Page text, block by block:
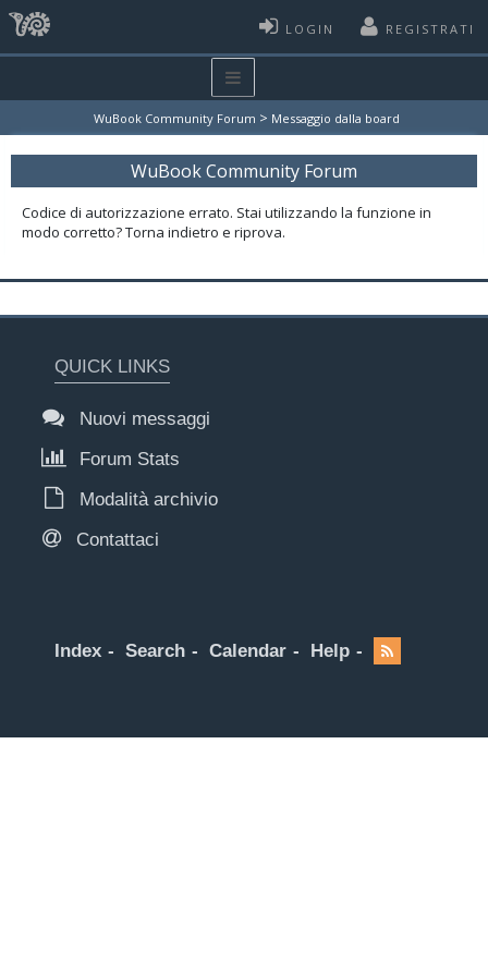
LOGIN REGISTRATI
WuBook Community Forum > Messaggio dalla board
WuBook Community Forum
Codice di autorizzazione errato. Stai utilizzando la funzione in
modo corretto? Torna indietro e riprova.
QUICK LINKS
Nuovi messaggi
Forum Stats
Modalità archivio
Contattaci
Index Search Calendar Help